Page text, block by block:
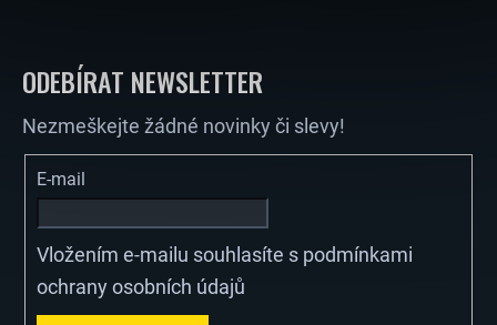
ODEBÍRAT NEWSLETTER
Nezmeškejte žádné novinky či slevy!
E-mail
Vložením e-mailu souhlasíte s podmínkami
ochrany osobních údajů